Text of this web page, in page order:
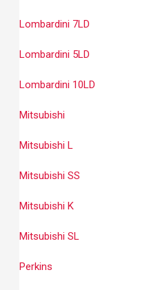
Lombardini 7LD
Lombardini 5LD
Lombardini 10LD
Mitsubishi
Mitsubishi L
Mitsubishi SS
Mitsubishi K
Mitsubishi SL
Perkins